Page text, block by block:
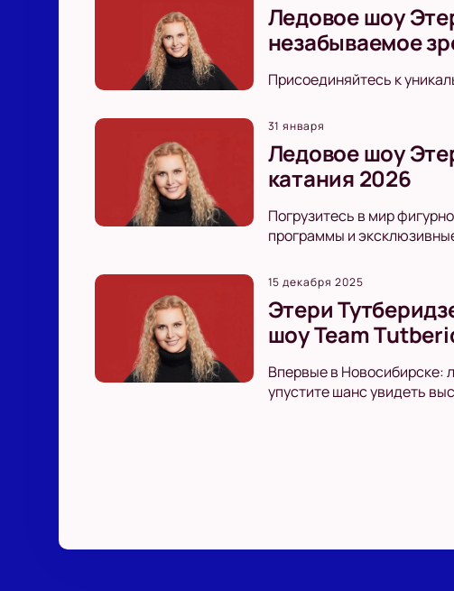
Ледовое шоу
незабываемое
Присоединяйтесь к
31 января
Ледовое шоу
катания 2026
Погрузитесь в мир
программы и
15 декабря 2025
Этери
шоу Team
Впервые в Новосибирске:
упустите шанс увидеть